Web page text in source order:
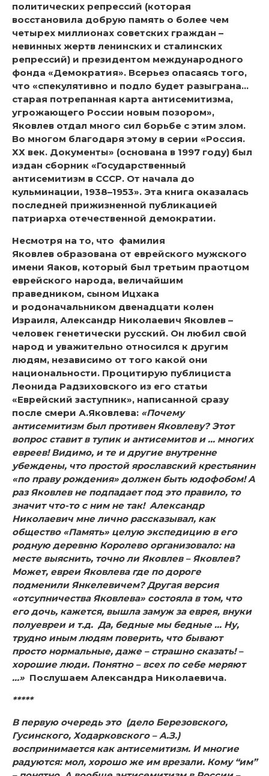
политических репрессий (которая
восстановила добрую память о более чем
четырех миллионах советских граждан –
невинных жертв ленинских и сталинских
репрессий) и президентом международного
фонда «Демократия». Всерьез опасаясь того,
что «спекулятивно и подло будет разыграна…
старая потрепанная карта антисемитизма,
угрожающего России новым позором»,
Яковлев отдал много сил борьбе с этим злом.
Во многом благодаря этому в серии «Россия.
ХХ век. Документы» (основана в 1997 году) был
издан сборник «Государственный
антисемитизм в СССР. От начала до
кульминации, 1938–1953». Эта книга оказалась
последней прижизненной публикацией
патриарха отечественной демократии.
Несмотря на то, что фамилия
Яковлев образована от еврейского мужского
имени Яаков, который был третьим праотцом
еврейского народа, величайшим
праведником, сыном Ицхака
и родоначальником двенадцати колен
Израиля, Александр Николаевич Яковлев –
человек генетически русский. Он любил свой
народ и уважительно относился к другим
людям, независимо от того какой они
национальности. Процитирую публициста
Леонида Радзиховского из его статьи
«Еврейский заступник», написанной сразу
после смери А.Яковлева: «Почему
антисемитизм был противен Яковлеву? Этот
вопрос ставит в тупик и антисемитов и … многих
евреев! Видимо, и те и другие внутренне
убеждены, что простой ярославский крестьянин
«по праву рождения» должен быть юдофобом! А
раз Яковлев не подпадает под это правило, то
значит что-то с ним не так! Александр
Николаевич мне лично рассказывал, как
общество «Память» целую экспедицию в его
родную деревню Королево организовало: на
месте выяснить, точно ли Яковлев – Яковлев?
Может, евреи Яковлева где по дороге
подменили Янкелевичем? Другая версия
«отсупничества Яковлева» состояла в том, что
его дочь, кажется, вышла замуж за еврея, внуки
полуевреи и т.д. Да, бедные мы бедные … Ну,
трудно иным людям поверить, что бывают
просто нормальные, даже – страшно сказать! –
хорошие люди. Понятно – всех по себе меряют
…» Послушаем Александра Николаевича.
*****
В первую очередь это (дело Березовского,
Гусинского, Ходарковского – А.З.)
воспринимается как антисемитизм. И многие
радуются: мол, хорошо же им врезали. Кому “им”